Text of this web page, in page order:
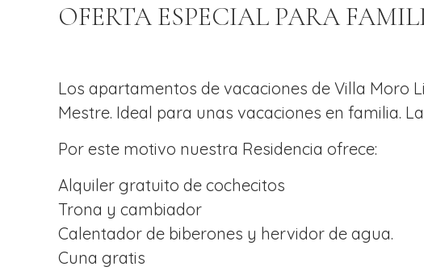
OFERTA ESPECIAL PARA
Los apartamentos de vacaciones de Villa Moro
Mestre. Ideal para unas vacaciones en familia.
Por este motivo nuestra Residencia ofrece:
Alquiler gratuito de cochecitos
Trona y cambiador
Calentador de biberones y hervidor de agua.
Cuna gratis